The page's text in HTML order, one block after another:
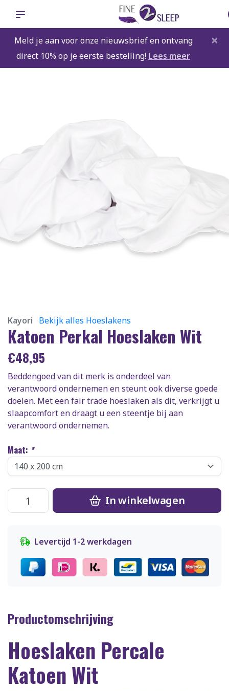
Meld je aan voor onze nieuwsbrief en ontvang
direct 10% op je eerste bestelling! Lees meer
×
Kayori Bekijk alles Hoeslakens
Katoen Perkal Hoeslaken Wit
€48,95
Beddengoed van dit merk is onderdeel van
verantwoord ondernemen en steunt ook diverse goede
doelen. Met een fair trade hoeslaken als dit, verkrijgt u
slaapcomfort en draagt u een steentje bij aan
verantwoord ondernemen.
Maat: *
In winkelwagen
Levertijd 1-2 werkdagen
Productomschrijving
Hoeslaken Percale
Katoen Wit